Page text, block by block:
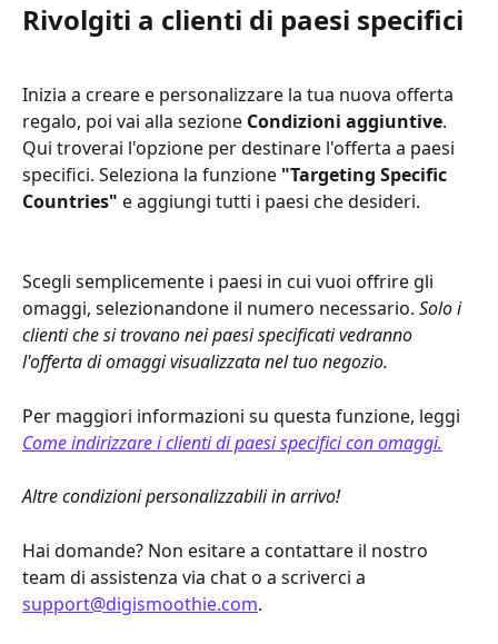
Rivolgiti a clienti di paesi specifici
Inizia a creare e personalizzare la tua nuova offerta
regalo, poi vai alla sezione Condizioni aggiuntive.
Qui troverai l'opzione per destinare l'offerta a paesi
specifici. Seleziona la funzione "Targeting Specific
Countries" e aggiungi tutti i paesi che desideri.
Scegli semplicemente i paesi in cui vuoi offrire gli
omaggi, selezionandone il numero necessario. Solo i
clienti che si trovano nei paesi specificati vedranno
l'offerta di omaggi visualizzata nel tuo negozio.
Per maggiori informazioni su questa funzione, leggi
Come indirizzare i clienti di paesi specifici con omaggi.
Altre condizioni personalizzabili in arrivo!
Hai domande? Non esitare a contattare il nostro
team di assistenza via chat o a scriverci a
support@digismoothie.com.